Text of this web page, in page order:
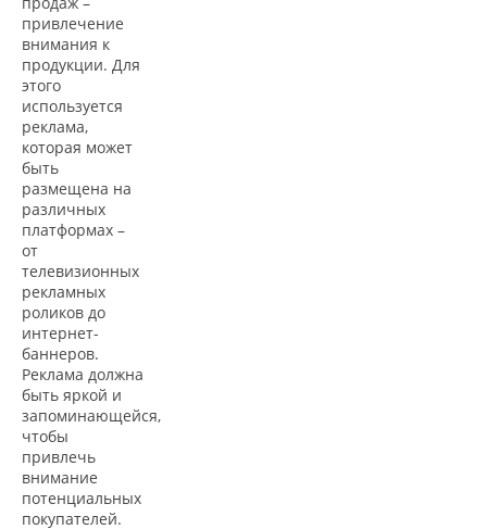
привлечение
внимания к
продукции. Для
этого
используется
реклама,
которая может
быть
размещена на
различных
платформах –
от
телевизионных
рекламных
роликов до
интернет-
баннеров.
Реклама должна
быть яркой и
запоминающейся,
чтобы
привлечь
внимание
потенциальных
покупателей.